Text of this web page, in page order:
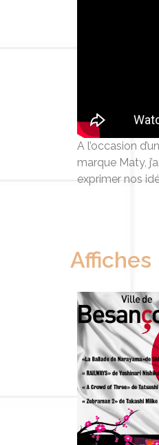
A l’occasion
marque Maty,
exprimer nos
Affiches